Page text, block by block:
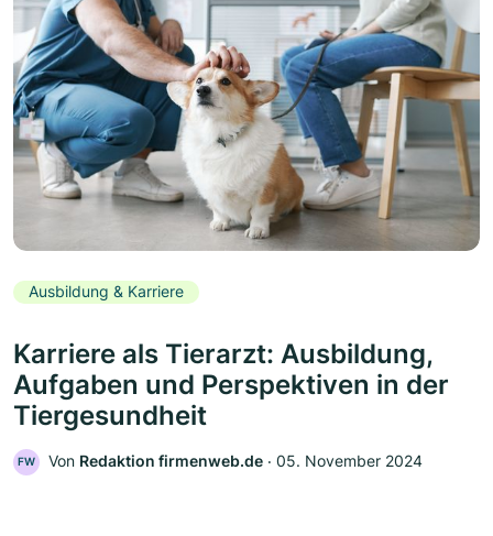
Ausbildung & Karriere
Karriere als Tierarzt: Ausbildung,
Aufgaben und Perspektiven in der
Tiergesundheit
FW Von Redaktion firmenweb.de ‧ 05. November 2024